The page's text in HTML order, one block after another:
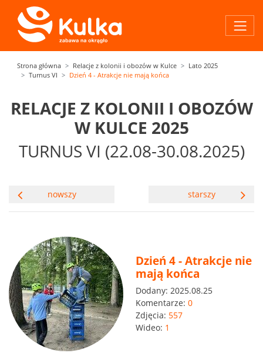
Strona główna Relacje z kolonii i obozów w Kulce
Lato 2025
Turnus VI
Dzień 4 - Atrakcje nie mają końca
RELACJE Z KOLONII I OBOZÓW
W KULCE 2025
TURNUS VI (22.08-30.08.2025)
nowszy starszy
Dzień 4 - Atrakcje nie
mają końca
Dodany: 2025.08.25
Komentarze: 0
Zdjęcia: 557
Wideo: 1